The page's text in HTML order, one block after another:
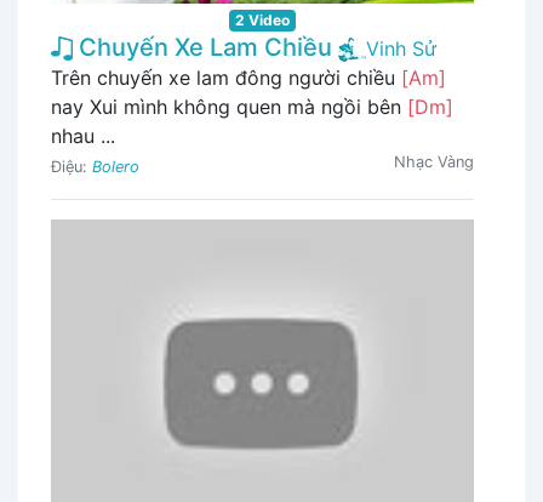
2 Video
Chuyến Xe Lam Chiều
Vinh Sử
Trên chuyến xe lam đông người chiều [Am]
nay Xui mình không quen mà ngồi bên [Dm]
nhau ...
Điệu: Bolero Nhạc Vàng